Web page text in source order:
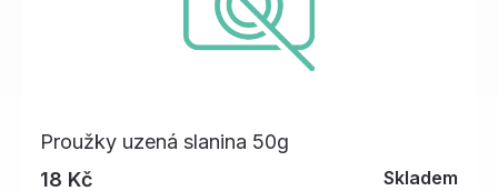
Proužky uzená slanina 50g
18 Kč
Skladem